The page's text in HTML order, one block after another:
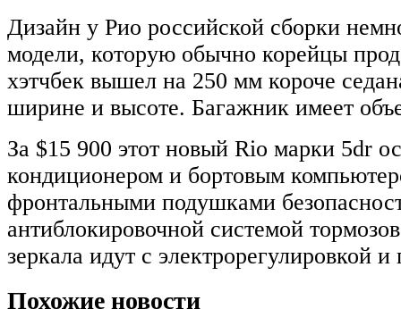
Дизайн у Рио российской сборки
модели, которую обычно корейцы
хэтчбек вышел на 250 мм короче
ширине и высоте. Багажник имеет
За $15 900 этот новый Rio марки 5dr
кондиционером и бортовым
фронтальными подушками
антиблокировочной системой
зеркала идут с электрорегулировкой и
Похожие новости